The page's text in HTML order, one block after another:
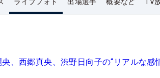
、西郷真央、渋野日向子の“リアルな感